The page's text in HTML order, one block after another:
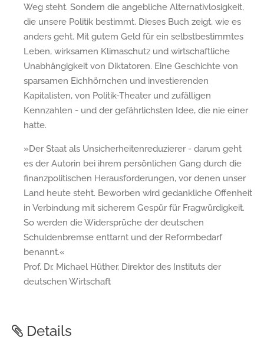
Weg steht. Sondern die angebliche Alternativlosigkeit,
die unsere Politik bestimmt. Dieses Buch zeigt, wie es
anders geht. Mit gutem Geld für ein selbstbestimmtes
Leben, wirksamen Klimaschutz und wirtschaftliche
Unabhängigkeit von Diktatoren. Eine Geschichte von
sparsamen Eichhörnchen und investierenden
Kapitalisten, von Politik-Theater und zufälligen
Kennzahlen - und der gefährlichsten Idee, die nie einer
hatte.
»Der Staat als Unsicherheitenreduzierer - darum geht
es der Autorin bei ihrem persönlichen Gang durch die
finanzpolitischen Herausforderungen, vor denen unser
Land heute steht. Beworben wird gedankliche Offenheit
in Verbindung mit sicherem Gespür für Fragwürdigkeit.
So werden die Widersprüche der deutschen
Schuldenbremse enttarnt und der Reformbedarf
benannt.«
Prof. Dr. Michael Hüther, Direktor des Instituts der
deutschen Wirtschaft
Details